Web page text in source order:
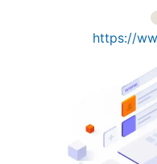
https://